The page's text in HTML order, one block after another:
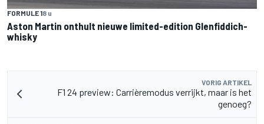
FORMULE 18 u
Aston Martin onthult nieuwe limited-edition Glenfiddich-
whisky
VORIG ARTIKEL
F1 24 preview: Carrièremodus verrijkt, maar is het
genoeg?